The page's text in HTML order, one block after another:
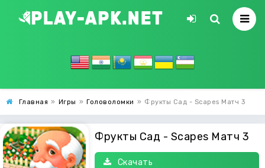
Главная » Игры » Головоломки » Фрукты Сад - Scapes Матч 3
Фрукты Сад - Scapes Матч 3
Скачать